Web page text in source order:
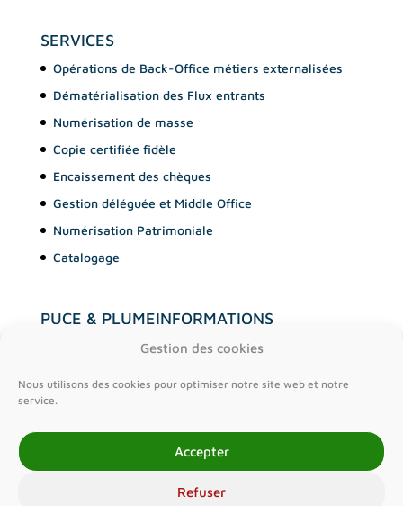
Gestion des cookies
Nous utilisons des cookies pour optimiser notre site web et notre
service.
Accepter
Refuser
SERVICES
Opérations de Back-Office métiers externalisées
Dématérialisation des Flux entrants
Numérisation de masse
Copie certifiée fidèle
Encaissement des chèques
Gestion déléguée et Middle Office
Numérisation Patrimoniale
Catalogage
PUCE & PLUME
Articles
INFORMATIONS
Contact